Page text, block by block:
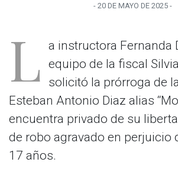
- 20 DE MAYO DE 2025-
L
a instructora Fernanda
equipo de la fiscal
solicitó la prórroga de
Esteban Antonio Diaz alias
encuentra privado de su
de robo agravado en perjuicio
17 años.